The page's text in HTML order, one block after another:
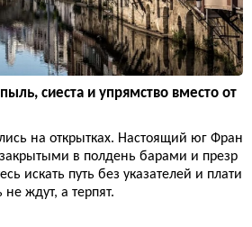
сиеста и упрямство вместо от
на открытках. Настоящий юг Фран
в полдень барами и презр
искать путь без указателей и плати
ждут, а терпят.